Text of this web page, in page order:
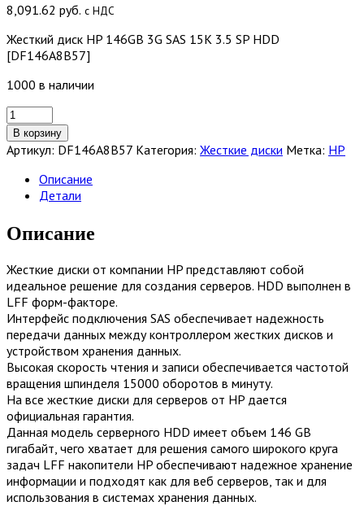
8,091.62 руб. с НДС
Жесткий диск HP 146GB 3G SAS 15K 3.5 SP HDD
[DF146A8B57]
1000 в наличии
Количество
товара
Жесткий
диск
146GB
SAS
15K
SP
HDD
[DF146A8B57]
В корзину
Артикул: DF146A8B57 Категория: Жесткие диски Метка: HP
Описание
Детали
Описание
Жесткие диски от компании HP представляют собой
идеальное решение для создания серверов. HDD выполнен в
LFF форм-факторе.
Интерфейс подключения SAS обеспечивает надежность
передачи данных между контроллером жестких дисков и
устройством хранения данных.
Высокая скорость чтения и записи обеспечивается частотой
вращения шпинделя 15000 оборотов в минуту.
На все жесткие диски для серверов от HP дается
официальная гарантия.
Данная модель серверного HDD имеет объем 146 GB
гигабайт, чего хватает для решения самого широкого круга
задач LFF накопители HP обеспечивают надежное хранение
информации и подходят как для веб серверов, так и для
использования в системах хранения данных.